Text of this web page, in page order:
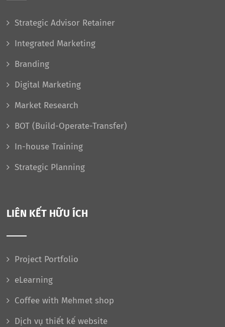
Strategic Advisor Retainer
Integrated Marketing
Branding
Digital Marketing
Market Research
BOT (Build-Operate-Transfer)
In-house Training
Strategic Planning
LIÊN KẾT HỮU ÍCH
Project Portfolio
eLearning
Coffee with Mehmet shop
Dịch vụ thiết kế website